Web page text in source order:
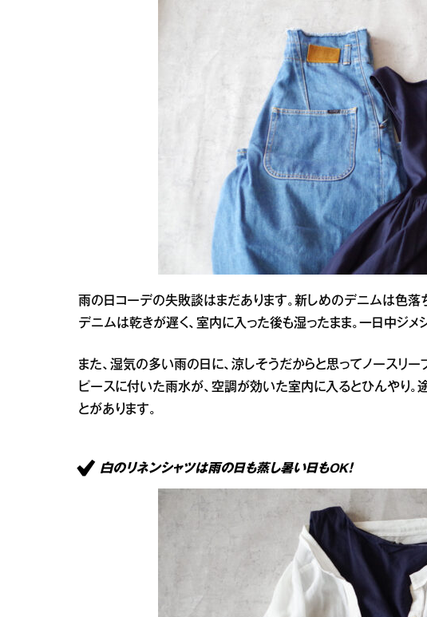
雨の日コーデの失敗談はまだあります。新しめのデニムは色落
デニムは乾きが遅く、室内に入った後も湿ったまま。一日中ジメ
また、湿気の多い雨の日に、涼しそうだからと思ってノースリ
ピースに付いた雨水が、空調が効いた室内に入るとひんやり。
とがあります。
白のリネンシャツは雨の日も蒸し暑い日もOK！